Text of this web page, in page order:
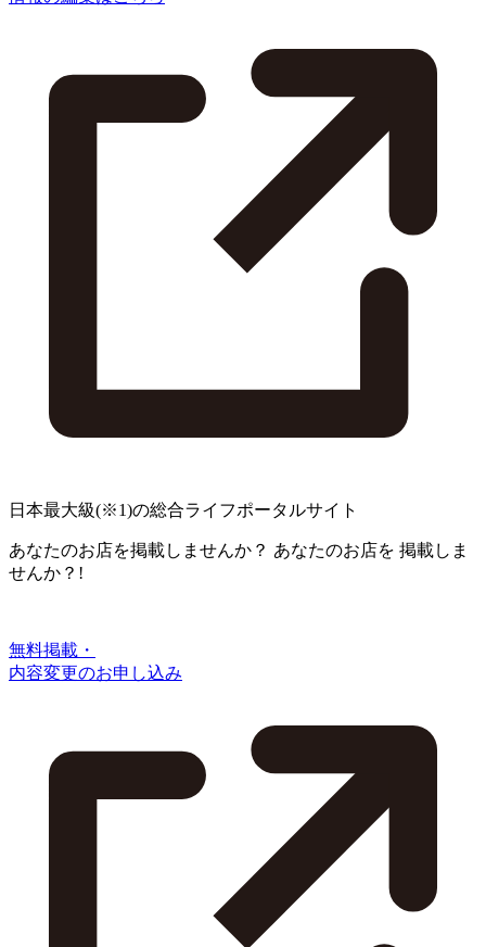
日本最大級(※1)の総合ライフポータルサイト
あなたのお店を掲載しませんか？ あなたのお店を 掲載しま
せんか？!
無料掲載・
内容変更のお申し込み